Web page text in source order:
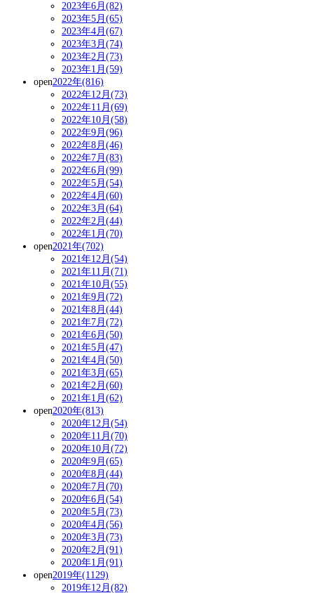
2023年6月(82)
2023年5月(65)
2023年4月(67)
2023年3月(74)
2023年2月(73)
2023年1月(59)
open2022年(816)
2022年12月(73)
2022年11月(69)
2022年10月(58)
2022年9月(96)
2022年8月(46)
2022年7月(83)
2022年6月(99)
2022年5月(54)
2022年4月(60)
2022年3月(64)
2022年2月(44)
2022年1月(70)
open2021年(702)
2021年12月(54)
2021年11月(71)
2021年10月(55)
2021年9月(72)
2021年8月(44)
2021年7月(72)
2021年6月(50)
2021年5月(47)
2021年4月(50)
2021年3月(65)
2021年2月(60)
2021年1月(62)
open2020年(813)
2020年12月(54)
2020年11月(70)
2020年10月(72)
2020年9月(65)
2020年8月(44)
2020年7月(70)
2020年6月(54)
2020年5月(73)
2020年4月(56)
2020年3月(73)
2020年2月(91)
2020年1月(91)
open2019年(1129)
2019年12月(82)